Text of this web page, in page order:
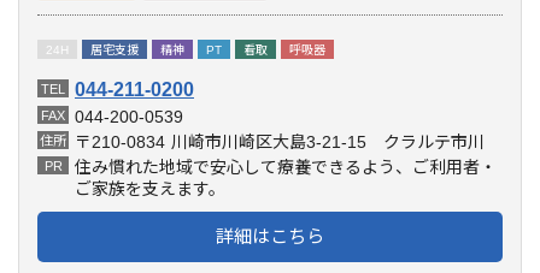
24H 居宅支援 精神 PT 看取 呼吸器
TEL 044-211-0200
FAX 044-200-0539
住所 〒210-0834 川崎市川崎区大島3-21-15 クラルテ市川
PR
住み慣れた地域で安心して療養できるよう、ご利用者・
ご家族を支えます。
詳細はこちら